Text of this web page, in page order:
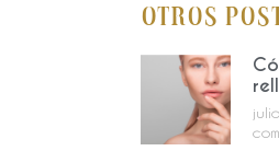
Otros